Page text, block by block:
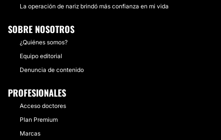
La operación de nariz brindó más confianza en mi vida
SOBRE NOSOTROS
¿Quiénes somos?
Equipo editorial
Denuncia de contenido
PROFESIONALES
Acceso doctores
Plan Premium
Marcas